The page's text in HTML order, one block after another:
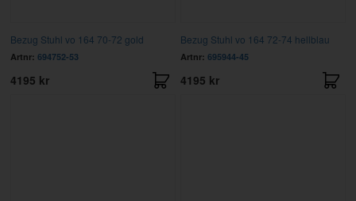
Bezug Stuhl vo 164 70-72 gold
Artnr: 694752-53
4195 kr
Bezug Stuhl vo 164 72-74 hellblau
Artnr: 695944-45
4195 kr